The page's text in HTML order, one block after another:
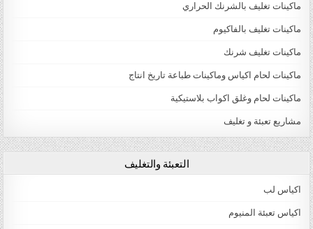
ماكينات تغليف بالشرنك الحراري
ماكينات تغليف بالفاكيوم
ماكينات تغليف شرنك
ماكينات لحام اكياس وماكينات طباعة تاريخ انتاج
ماكينات لحام وغلق اكواب بلاستيكية
مشاريع تعبئة و تغليف
التعبئة والتغليف
اكياس لب
اكياس تعبئة المنيوم